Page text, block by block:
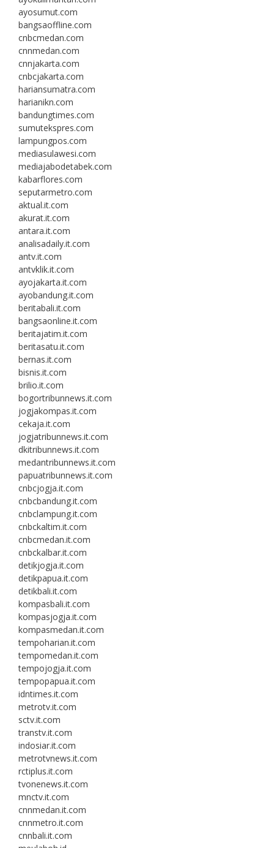
ayosumut.com
bangsaoffline.com
cnbcmedan.com
cnnmedan.com
cnnjakarta.com
cnbcjakarta.com
hariansumatra.com
harianikn.com
bandungtimes.com
sumutekspres.com
lampungpos.com
mediasulawesi.com
mediajabodetabek.com
kabarflores.com
seputarmetro.com
aktual.it.com
akurat.it.com
antara.it.com
analisadaily.it.com
antv.it.com
antvklik.it.com
ayojakarta.it.com
ayobandung.it.com
beritabali.it.com
bangsaonline.it.com
beritajatim.it.com
beritasatu.it.com
bernas.it.com
bisnis.it.com
brilio.it.com
bogortribunnews.it.com
jogjakompas.it.com
cekaja.it.com
jogjatribunnews.it.com
dkitribunnews.it.com
medantribunnews.it.com
papuatribunnews.it.com
cnbcjogja.it.com
cnbcbandung.it.com
cnbclampung.it.com
cnbckaltim.it.com
cnbcmedan.it.com
cnbckalbar.it.com
detikjogja.it.com
detikpapua.it.com
detikbali.it.com
kompasbali.it.com
kompasjogja.it.com
kompasmedan.it.com
tempoharian.it.com
tempomedan.it.com
tempojogja.it.com
tempopapua.it.com
idntimes.it.com
metrotv.it.com
sctv.it.com
transtv.it.com
indosiar.it.com
metrotvnews.it.com
rctiplus.it.com
tvonenews.it.com
mnctv.it.com
cnnmedan.it.com
cnnmetro.it.com
cnnbali.it.com